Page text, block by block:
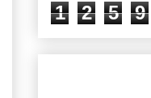
1 2 5 9